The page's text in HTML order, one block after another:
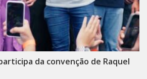
da convenção de Raquel